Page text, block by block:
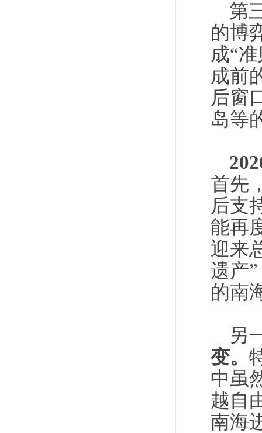
第
的博
成“
成前
后窗
岛等
首先
后支
能再
迎来
遗产
的南
另
变。
中虽
越自
南海